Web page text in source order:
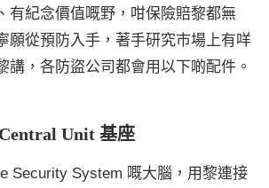
有紀念價值嘅野，咁保險賠黎都無
願從預防入手，著手研究市場上有咩
講，各防盜公司都會用以下啲配件。
Unit 基座
Security System 嘅大腦，用黎連接